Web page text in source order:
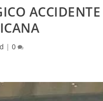
ACCIDENTE
|0